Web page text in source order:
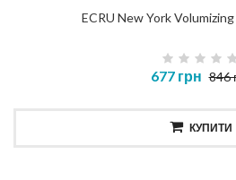
ECRU New York
677 грн 846
КУПИТИ